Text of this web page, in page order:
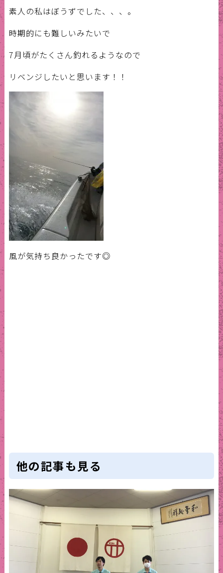
素人の私はぼうずでした、、、。
時期的にも難しいみたいで
7月頃がたくさん釣れるようなので
リベンジしたいと思います！！
風が気持ち良かったです◎
他の記事も見る